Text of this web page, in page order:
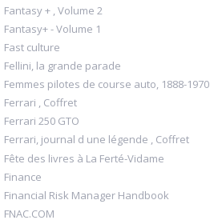
Fantasy + , Volume 2
Fantasy+ - Volume 1
Fast culture
Fellini, la grande parade
Femmes pilotes de course auto, 1888-1970
Ferrari , Coffret
Ferrari 250 GTO
Ferrari, journal d une légende , Coffret
Fête des livres à La Ferté-Vidame
Finance
Financial Risk Manager Handbook
FNAC.COM